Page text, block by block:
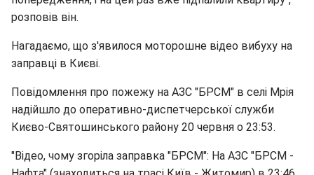
розповів він.
Нагадаємо, що з'явилося моторошне відео вибуху на
заправці в Києві.
Повідомлення про пожежу на АЗС "БРСМ" в селі Мрія
надійшло до оперативно-диспетчерської служби
Києво-Святошинського району 20 червня о 23:53.
"Відео, чому згоріла заправка "БРСМ": На АЗС "БРСМ -